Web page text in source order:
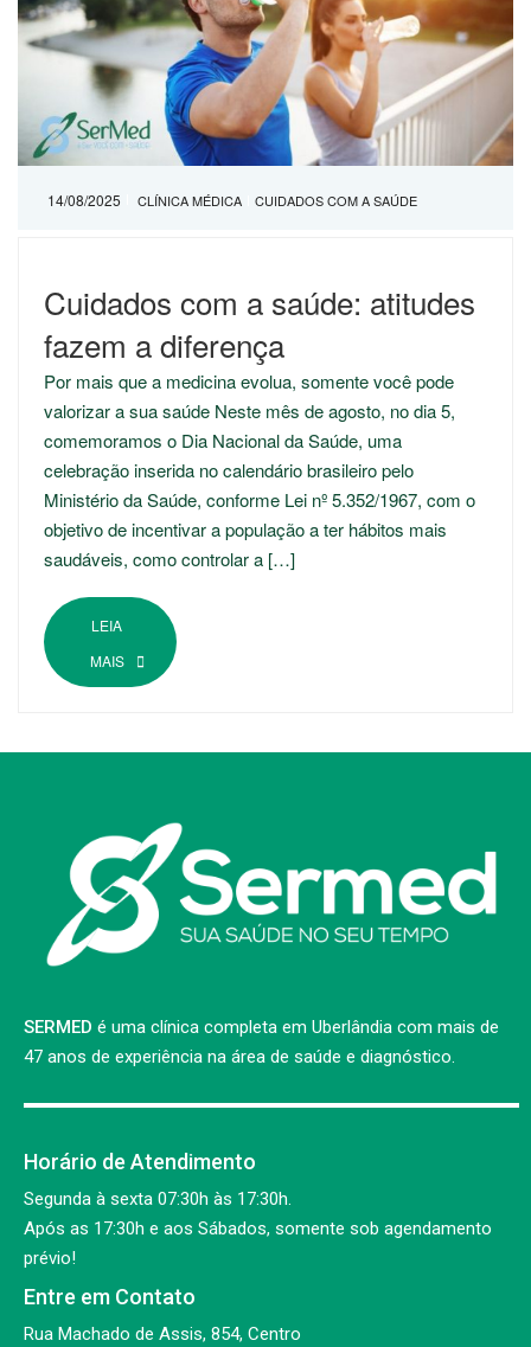
14/08/2025 CLÍNICA MÉDICA CUIDADOS COM A SAÚDE
Cuidados com a saúde: atitudes
fazem a diferença
Por mais que a medicina evolua, somente você pode
valorizar a sua saúde Neste mês de agosto, no dia 5,
comemoramos o Dia Nacional da Saúde, uma
celebração inserida no calendário brasileiro pelo
Ministério da Saúde, conforme Lei nº 5.352/1967, com o
objetivo de incentivar a população a ter hábitos mais
saudáveis, como controlar a […]
LEIA
MAIS
SERMED é uma clínica completa em Uberlândia com mais de
47 anos de experiência na área de saúde e diagnóstico.
Horário de Atendimento
Segunda à sexta 07:30h às 17:30h.
Após as 17:30h e aos Sábados, somente sob agendamento
prévio!
Entre em Contato
Rua Machado de Assis, 854, Centro